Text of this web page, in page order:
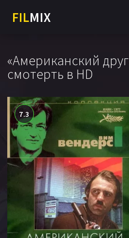
FILMIX
«Американский
смотерть в HD
7.3